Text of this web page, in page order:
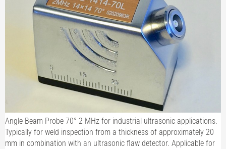
Angle Beam Probe 70° 2 MHz for industrial ultrasonic applications.
Typically for weld inspection from a thickness of approximately 20
mm in combination with an ultrasonic flaw detector. Applicable for